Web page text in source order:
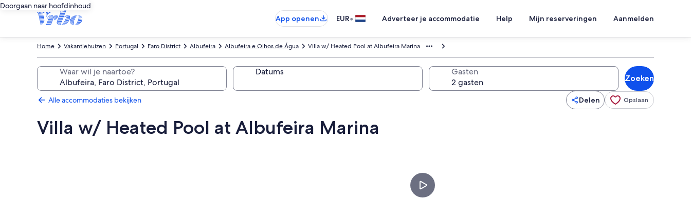
Doorgaan naar hoofdinhoud
App openen
EUR• Adverteer je accommodatie Help Mijn reserveringen Aanmelden
Villa w/ Heated Pool at Albufeira Marina
Albufeira e Olhos de Água
Albufeira
Faro District
Portugal
Vakantiehuizen
Home
Waar wil je naartoe? Datums Gasten
Zoeken
Alle accommodaties bekijken Delen Opslaan
Villa w/ Heated Pool at Albufeira Marina